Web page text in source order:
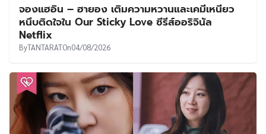
จองแฮอิน – ฮายอง เติมความหวานและเคมีเหนียว
หนึบติดใจใน Our Sticky Love ซีรีส์ออริจินัล
Netflix
ByTANTARATOn04/08/2026